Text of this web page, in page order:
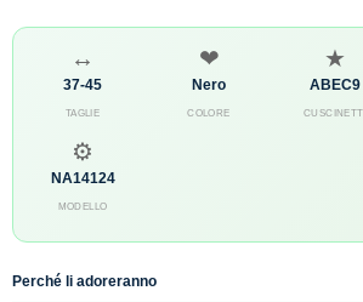
↔
37-45
TAGLIE
❤
Nero
COLORE
★
ABEC9
CUSCINETTI
⚙
NA14124
MODELLO
Perché li adoreranno